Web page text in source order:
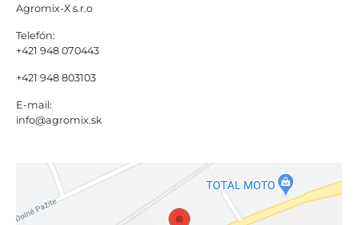
Agromix-X s.r.o
Telefón:
+421 948 070443
+421 948 803103
E-mail:
info@agromix.sk